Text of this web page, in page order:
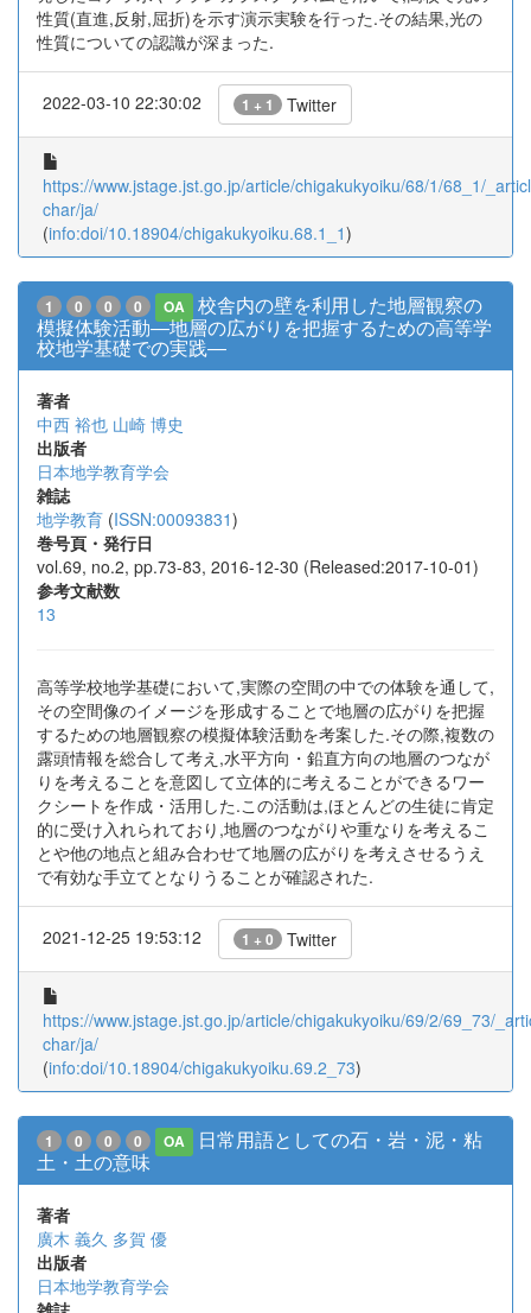
性質(直進,反射,屈折)を示す演示実験を行った.その結果,光の
性質についての認識が深まった.
2022-03-10 22:30:02 1 + 1 Twitter
https://www.jstage.jst.go.jp/article/chigakukyoiku/68/1/68_1/
char/ja/
(info:doi/10.18904/chigakukyoiku.68.1_1)
1 0 0 0 OA
校舎内の壁を利用した地層観察の
模擬体験活動―地層の広がりを把握するための高等学
校地学基礎での実践―
著者
中西 裕也 山崎 博史
出版者
日本地学教育学会
雑誌
地学教育 (ISSN:00093831)
巻号頁・発行日
vol.69, no.2, pp.73-83, 2016-12-30 (Released:2017-10-01)
参考文献数
13
高等学校地学基礎において,実際の空間の中での体験を通して,
その空間像のイメージを形成することで地層の広がりを把握
するための地層観察の模擬体験活動を考案した.その際,複数の
露頭情報を総合して考え,水平方向・鉛直方向の地層のつなが
りを考えることを意図して立体的に考えることができるワー
クシートを作成・活用した.この活動は,ほとんどの生徒に肯定
的に受け入れられており,地層のつながりや重なりを考えるこ
とや他の地点と組み合わせて地層の広がりを考えさせるうえ
で有効な手立てとなりうることが確認された.
2021-12-25 19:53:12 1 + 0 Twitter
https://www.jstage.jst.go.jp/article/chigakukyoiku/69/2/69_73/
char/ja/
(info:doi/10.18904/chigakukyoiku.69.2_73)
1 0 0 0 OA
日常用語としての石・岩・泥・粘
土・土の意味
著者
廣木 義久 多賀 優
出版者
日本地学教育学会